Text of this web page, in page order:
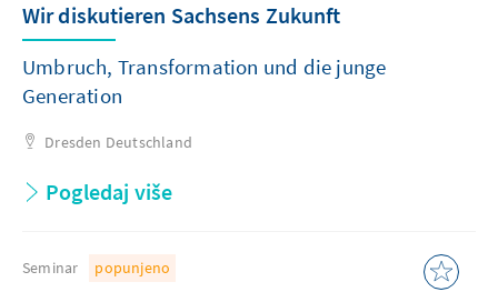
Wir diskutieren Sachsens Zukunft
Umbruch, Transformation und die junge
Generation
Dresden Deutschland
Pogledaj više
Seminar
popunjeno